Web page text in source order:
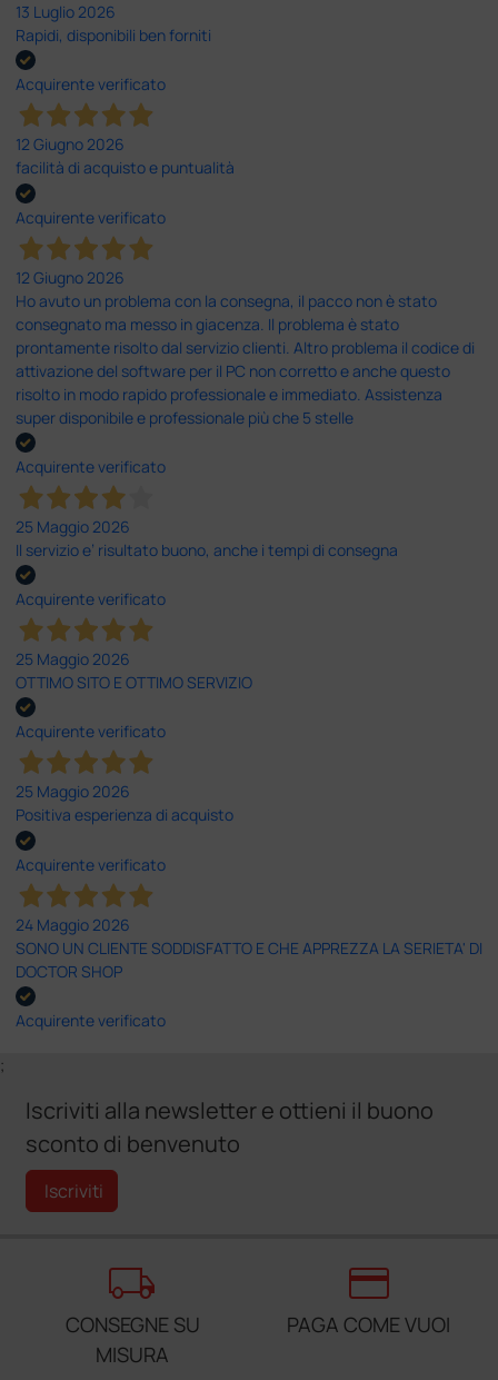
13 Luglio 2026
Rapidi, disponibili ben forniti
Acquirente verificato
12 Giugno 2026
facilità di acquisto e puntualità
Acquirente verificato
12 Giugno 2026
Ho avuto un problema con la consegna, il pacco non è stato
consegnato ma messo in giacenza. Il problema è stato
prontamente risolto dal servizio clienti. Altro problema il codice di
attivazione del software per il PC non corretto e anche questo
risolto in modo rapido professionale e immediato. Assistenza
super disponibile e professionale più che 5 stelle
Acquirente verificato
25 Maggio 2026
Il servizio e’ risultato buono, anche i tempi di consegna
Acquirente verificato
25 Maggio 2026
OTTIMO SITO E OTTIMO SERVIZIO
Acquirente verificato
25 Maggio 2026
Positiva esperienza di acquisto
Acquirente verificato
24 Maggio 2026
SONO UN CLIENTE SODDISFATTO E CHE APPREZZA LA SERIETA' DI
DOCTOR SHOP
Acquirente verificato
;
Iscriviti alla newsletter e ottieni il buono
sconto di benvenuto
Iscriviti
local_shipping
CONSEGNE SU
MISURA
credit_card
PAGA COME VUOI